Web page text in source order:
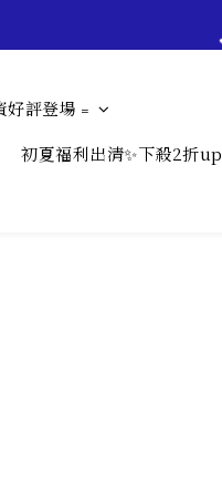
好評登場﹦
初夏福利出清✨下殺2折up